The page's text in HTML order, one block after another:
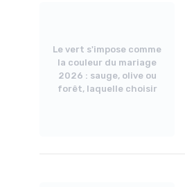
Le vert s'impose comme
la couleur du mariage
2026 : sauge, olive ou
forêt, laquelle choisir